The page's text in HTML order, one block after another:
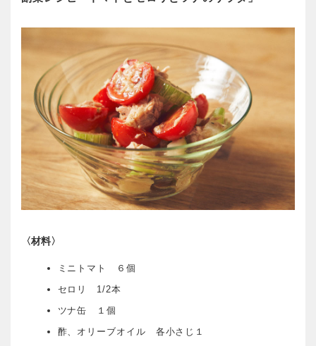
〈材料〉
ミニトマト ６個
セロリ 1/2本
ツナ缶 １個
酢、オリーブオイル 各小さじ１